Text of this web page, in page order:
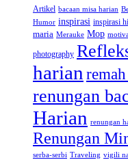
Artikel bacaan misa harian
Humor inspirasi inspirasi
maria Merauke Mop
photography
harian
renungan
Harian renungan
Renungan
serba-serbi Traveling vigili